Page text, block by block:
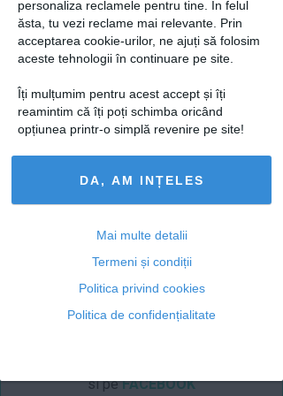
personaliza reclamele pentru tine. În felul
ăsta, tu vezi reclame mai relevante. Prin
acceptarea cookie-urilor, ne ajuți să folosim
aceste tehnologii în continuare pe site.
Îți mulțumim pentru acest accept și îți
reamintim că îți poți schimba oricând
opțiunea printr-o simplă revenire pe site!
DA, AM INȚELES
Mai multe detalii
Termeni și condiții
Politica privind cookies
Politica de confidențialitate
Cori Gramescu iti recomanda
gustarea ei favorita!
cirese!
Sursa foto: www.freedigitalphotos.net
Articolul următor
si peFACEBOOK